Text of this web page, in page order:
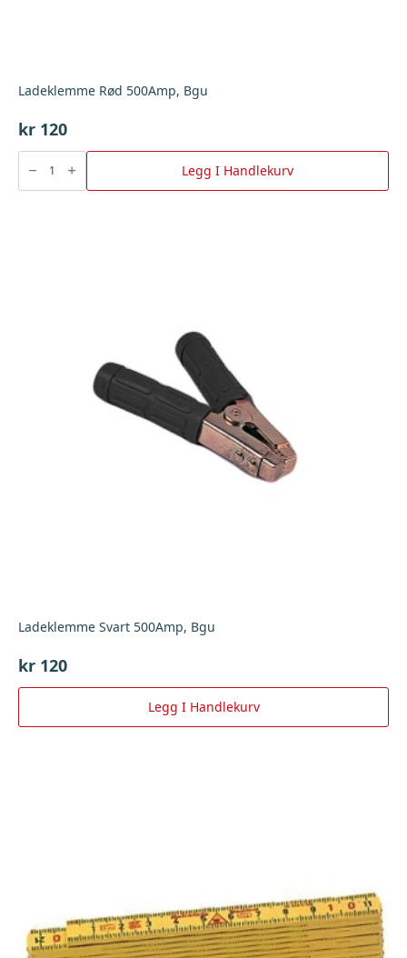
Ladeklemme Rød 500Amp, Bgu
kr 120
Ladeklemme
500Amp,
Bgu
Legg I Handlekurv
Ladeklemme Svart 500Amp, Bgu
kr 120
Legg I Handlekurv